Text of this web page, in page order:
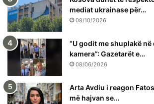
mediat ukrainase për…
08/10/2026
“U godit me shuplakë
kamera”: Gazetarët e…
08/06/2026
Arta Avdiu i reagon
më hajvan se…